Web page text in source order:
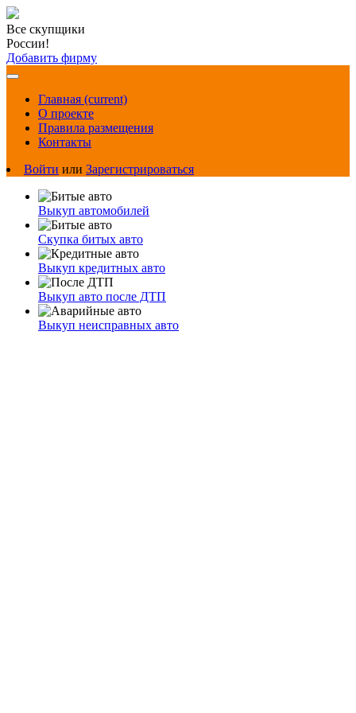
Все скупщики
России!
Добавить фирму
Главная (current)
О проекте
Правила размещения
Контакты
Войти или Зарегистрироваться
Выкуп автомобилей
Скупка битых авто
Выкуп кредитных авто
Выкуп авто после ДТП
Выкуп неисправных авто